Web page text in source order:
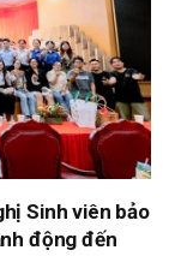
Sinh viên bảo
động đến